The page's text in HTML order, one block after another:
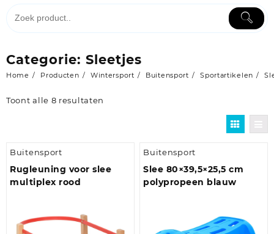
Categorie: Sleetjes
Home Producten Wintersport Buitensport Sportartikelen
Toont alle 8 resultaten
Buitensport
Rugleuning voor slee
multiplex rood
Buitensport
Slee 80×39,5×25,5 cm
polypropeen blauw